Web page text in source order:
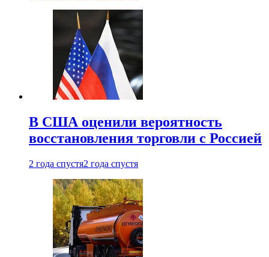
В США оценили вероятность
восстановления торговли с Россией
2 года спустя2 года спустя